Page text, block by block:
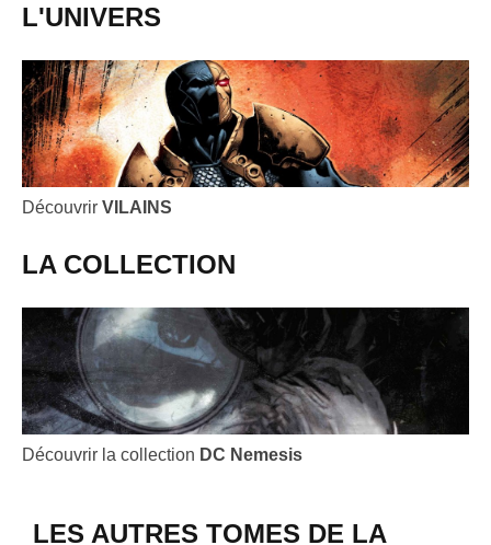
L'UNIVERS
Découvrir VILAINS
LA COLLECTION
Découvrir la collection DC Nemesis
LES AUTRES TOMES DE LA